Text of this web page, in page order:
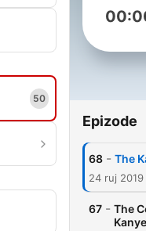
50
Epizode
68 - The
24 ruj 2019
67 - The